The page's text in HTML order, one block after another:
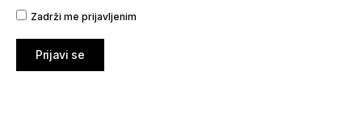
Zadrži me prijavljenim
Prijavi se